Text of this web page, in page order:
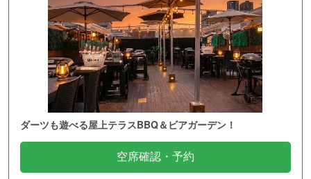
ダーツも遊べる屋上テラスBBQ＆ビアガーデン！
空席確認・予約